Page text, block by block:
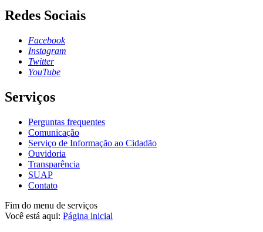
Redes Sociais
Facebook
Instagram
Twitter
YouTube
Serviços
Perguntas frequentes
Comunicação
Serviço de Informação ao Cidadão
Ouvidoria
Transparência
SUAP
Contato
Fim do menu de serviços
Você está aqui: Página inicial